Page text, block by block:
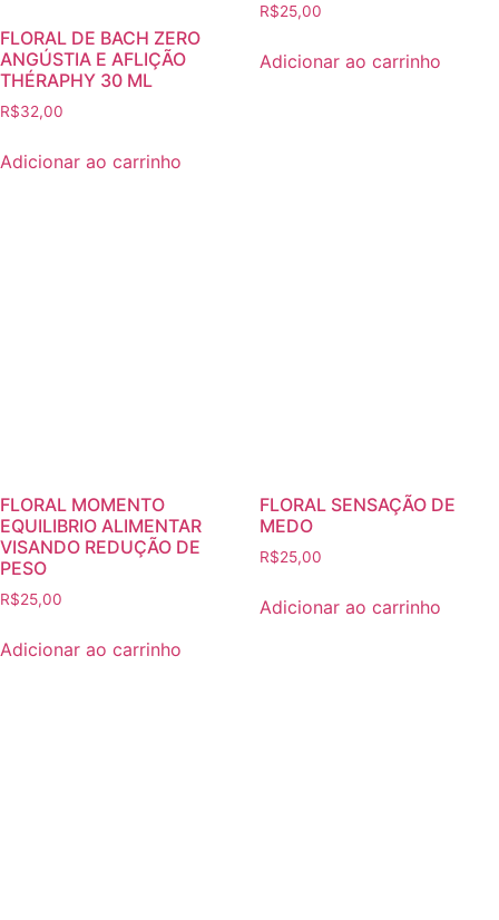
FLORAL DE BACH ZERO
ANGÚSTIA E AFLIÇÃO
THÉRAPHY 30 ML
R$32,00
Adicionar ao carrinho
R$25,00
Adicionar ao carrinho
FLORAL MOMENTO
EQUILIBRIO ALIMENTAR
VISANDO REDUÇÃO DE
PESO
R$25,00
Adicionar ao carrinho
FLORAL SENSAÇÃO DE
MEDO
R$25,00
Adicionar ao carrinho